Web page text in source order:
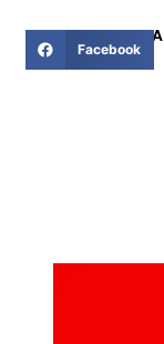
COMPARTIR
Facebook